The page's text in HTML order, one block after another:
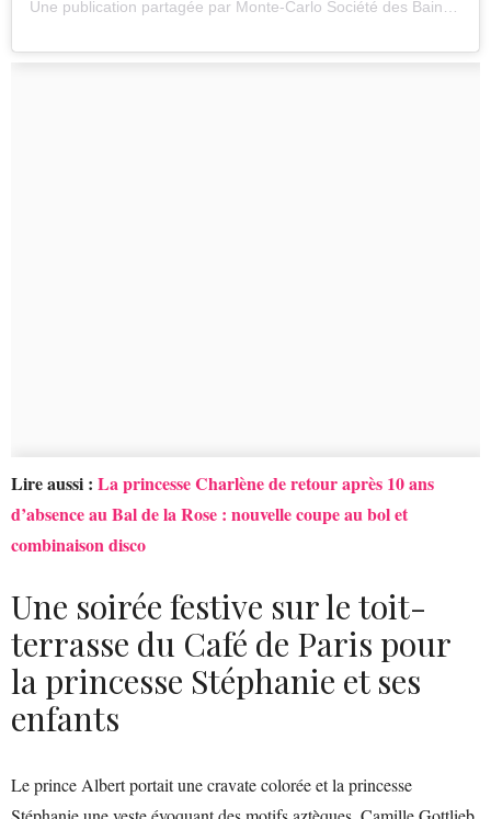
Lire aussi : La princesse Charlène de retour après 10 ans
d’absence au Bal de la Rose : nouvelle coupe au bol et
combinaison disco
Une soirée festive sur le toit-
terrasse du Café de Paris pour
la princesse Stéphanie et ses
enfants
Le prince Albert portait une cravate colorée et la princesse